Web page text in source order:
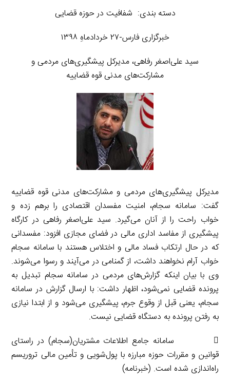
دسته بندی: شفافیت در حوزه قضایی
خبرگزاری فارس-۲۷ خردادماهِ ۱۳۹۸
سید علی‌اصغر رفاهی، مدیرکل پیشگیری‌های مردمی و
مشارکت‌های مدنی قوه قضاییه
مدیرکل پیشگیری‌های مردمی و مشارکت‌های مدنی قوه قضاییه
گفت: سامانه سجام، امنیت مفسدان اقتصادی را برهم زده و
خواب راحت را از آنان می‌گیرد. سید علی‌اصغر رفاهی در کارگاه
پیشگیری از مفاسد اداری مالی در فضای مجازی افزود: مفسدانی
که در حال ارتکاب فساد مالی و اختلاس هستند با سامانه سجام
خواب آرام نخواهند داشت، از گمنامی در می‌آیند و رسوا می‌شوند.
وی با بیان اینکه گزارش‌های مردمی در سامانه سجام تبدیل به
پرونده قضایی نمی‌شود، اظهار داشت: با ارسال گزارش در سامانه
سجام، یعنی قبل از وقوع جرم، پیشگیری می‌شود و از ابتدا نیازی
به رفتن پرونده به دستگاه قضایی نیست.
 سامانه جامع اطلاعات مشتریان(سجام) در راستای
قوانین و مقررات حوزه مبارزه با پول‌شویی و تأمین مالی تروریسم
راه‌اندازی شده است. (خبرنامه)